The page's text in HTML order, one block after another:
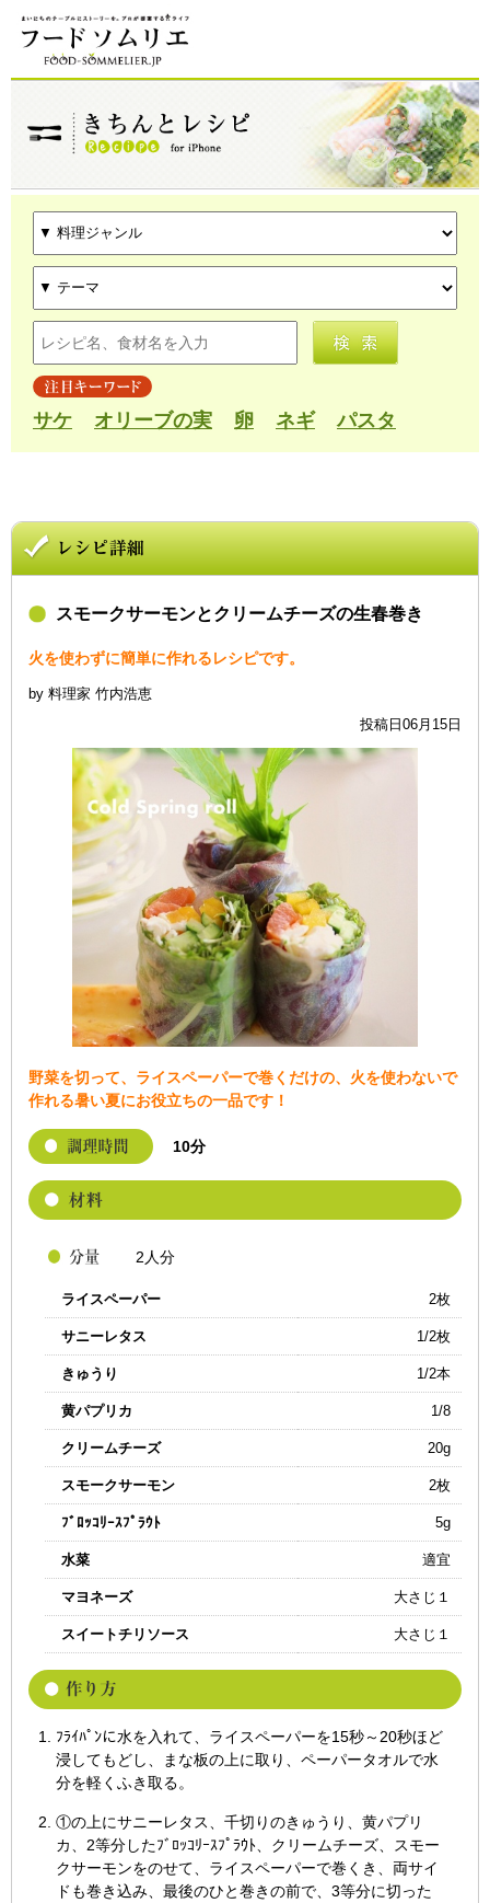
サケ オリーブの実 卵 ネギ パスタ
スモークサーモンとクリームチーズの生春巻き
火を使わずに簡単に作れるレシピです。
by 料理家 竹内浩恵
投稿日06月15日
野菜を切って、ライスペーパーで巻くだけの、火を使わないで
作れる暑い夏にお役立ちの一品です！
10分
2人分
ライスペーパー 2枚
サニーレタス 1/2枚
きゅうり 1/2本
黄パプリカ 1/8
クリームチーズ 20g
スモークサーモン 2枚
ﾌﾞﾛｯｺﾘｰｽﾌﾟﾗｳﾄ 5g
水菜 適宜
マヨネーズ 大さじ１
スイートチリソース 大さじ１
ﾌﾗｲﾊﾟﾝに水を入れて、ライスペーパーを15秒～20秒ほど
浸してもどし、まな板の上に取り、ペーパータオルで水
分を軽くふき取る。
①の上にサニーレタス、千切りのきゅうり、黄パプリ
カ、2等分したﾌﾞﾛｯｺﾘｰｽﾌﾟﾗｳﾄ、クリームチーズ、スモー
クサーモンをのせて、ライスペーパーで巻くき、両サイ
ドも巻き込み、最後のひと巻きの前で、3等分に切った